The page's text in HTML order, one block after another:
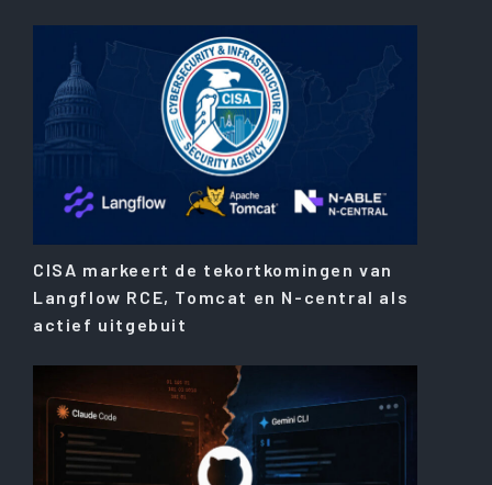
CISA markeert de tekortkomingen van
Langflow RCE, Tomcat en N-central als
actief uitgebuit